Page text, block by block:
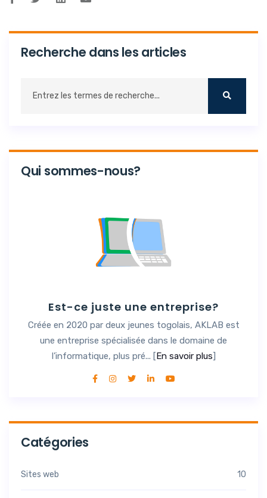
Recherche dans les articles
Qui sommes-nous?
Est-ce juste une entreprise?
Créée en 2020 par deux jeunes togolais, AKLAB est
une entreprise spécialisée dans le domaine de
l’informatique, plus pré... [En savoir plus]
Catégories
Sites web 10